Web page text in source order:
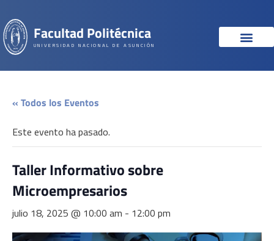
Facultad Politécnica
UNIVERSIDAD NACIONAL DE ASUNCIÓN
« Todos los Eventos
Este evento ha pasado.
Taller Informativo sobre
Microempresarios
julio 18, 2025 @ 10:00 am - 12:00 pm